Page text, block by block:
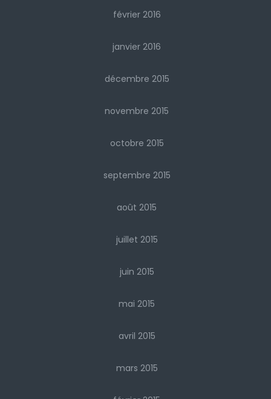
février 2016
janvier 2016
décembre 2015
novembre 2015
octobre 2015
septembre 2015
août 2015
juillet 2015
juin 2015
mai 2015
avril 2015
mars 2015